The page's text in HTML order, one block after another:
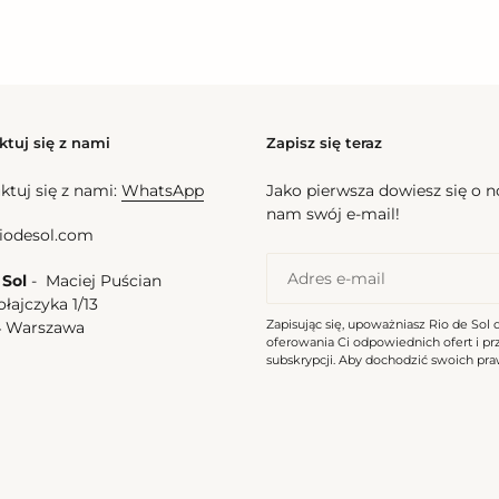
się z nami
się z nami: WhatsApp
- Maciej Puścian
1/13
Zapisz się teraz
Jako pierwsza dowiesz się o
nam swój e-mail!
Zapisując się, upoważniasz Rio de
oferowania Ci odpowiednich ofert i
subskrypcji. Aby dochodzić swoich